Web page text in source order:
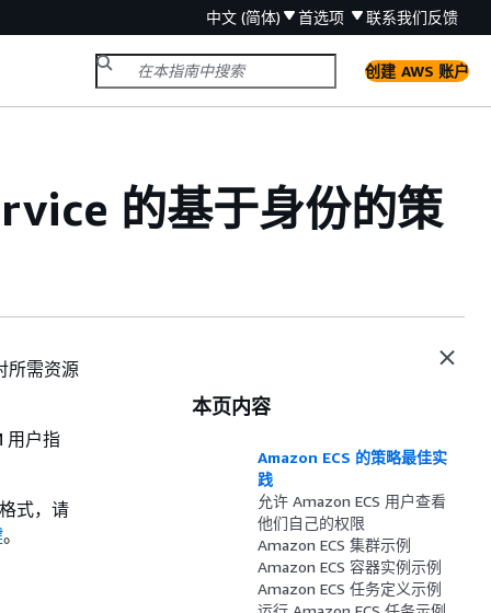
中文 (简体) 首选项 联系我们反馈
创建 AWS 账户
的基于身份的策
所需资源
用户指
式，请
。
本页内容
Amazon ECS 的策略最佳实
践
允许 Amazon ECS 用户查看
他们自己的权限
Amazon ECS 集群示例
Amazon ECS 容器实例示例
Amazon ECS 任务定义示例